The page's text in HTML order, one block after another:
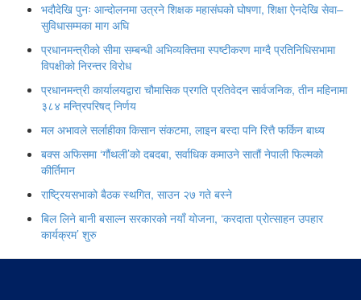
भदौदेखि पुनः आन्दोलनमा उत्रने शिक्षक महासंघको घोषणा, शिक्षा ऐनदेखि सेवा–
सुविधासम्मका माग अघि
प्रधानमन्त्रीको सीमा सम्बन्धी अभिव्यक्तिमा स्पष्टीकरण माग्दै प्रतिनिधिसभामा
विपक्षीको निरन्तर विरोध
प्रधानमन्त्री कार्यालयद्वारा चौमासिक प्रगति प्रतिवेदन सार्वजनिक, तीन महिनामा
३८४ मन्त्रिपरिषद् निर्णय
मल अभावले सर्लाहीका किसान संकटमा, लाइन बस्दा पनि रित्तै फर्किन बाध्य
बक्स अफिसमा ‘गौंथली’को दबदबा, सर्वाधिक कमाउने सातौं नेपाली फिल्मको
कीर्तिमान
राष्ट्रियसभाको बैठक स्थगित, साउन २७ गते बस्ने
बिल लिने बानी बसाल्न सरकारको नयाँ योजना, ‘करदाता प्रोत्साहन उपहार
कार्यक्रम’ शुरु